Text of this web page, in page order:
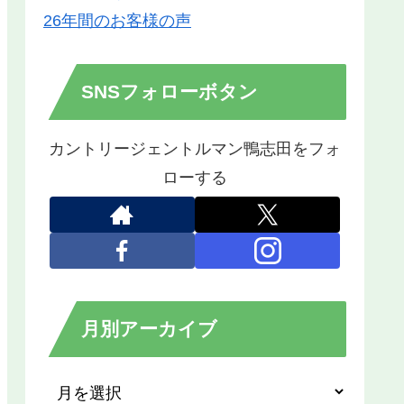
26年間のお客様の声
SNSフォローボタン
カントリージェントルマン鴨志田をフォ
ローする
月別アーカイブ